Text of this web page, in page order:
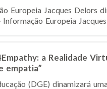
Europeia Jacques Delors
Europeia
a Realidade
empatia”
(DGE) dinamizará